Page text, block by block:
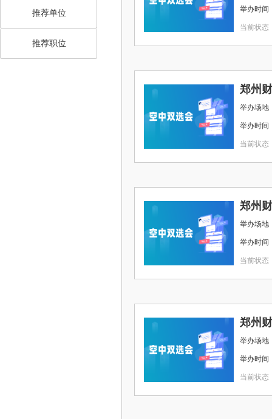
推荐单位
推荐职位
举办时间
当前状态
举办场地
举办时间
当前状态
举办场地
举办时间
当前状态
举办场地
举办时间
当前状态